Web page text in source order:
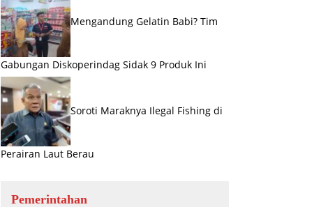
Mengandung Gelatin Babi? Tim
Gabungan Diskoperindag Sidak 9 Produk Ini
Soroti Maraknya Ilegal Fishing di
Perairan Laut Berau
Pemerintahan